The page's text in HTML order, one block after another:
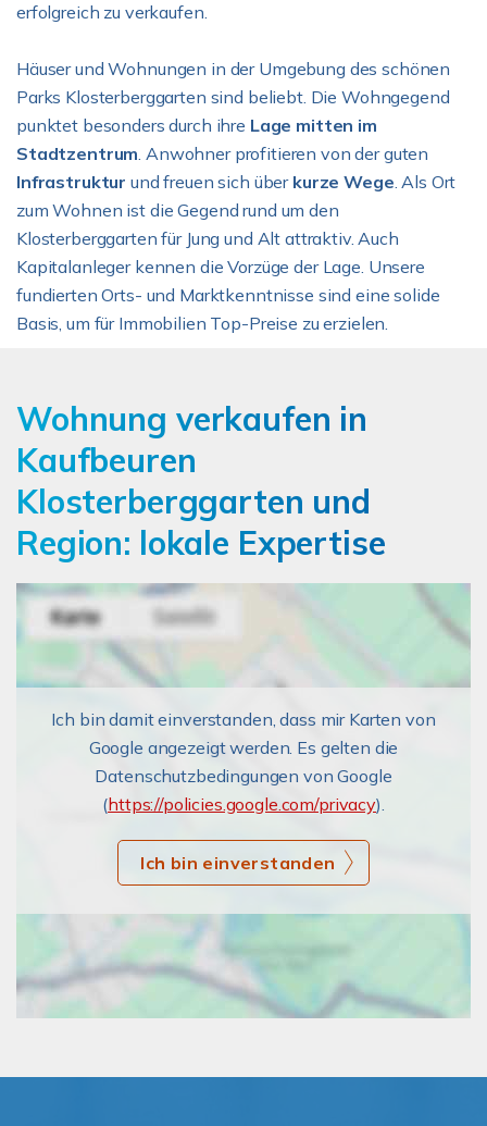
erfolgreich zu verkaufen.
Häuser und Wohnungen in der Umgebung des schönen
Parks Klosterberggarten sind beliebt. Die Wohngegend
punktet besonders durch ihre Lage mitten im
Stadtzentrum. Anwohner profitieren von der guten
Infrastruktur und freuen sich über kurze Wege. Als Ort
zum Wohnen ist die Gegend rund um den
Klosterberggarten für Jung und Alt attraktiv. Auch
Kapitalanleger kennen die Vorzüge der Lage. Unsere
fundierten Orts- und Marktkenntnisse sind eine solide
Basis, um für Immobilien Top-Preise zu erzielen.
Wohnung verkaufen in
Kaufbeuren
Klosterberggarten und
Region: lokale Expertise
Ich bin damit einverstanden, dass mir Karten von
Google angezeigt werden. Es gelten die
Datenschutzbedingungen von Google
(https://policies.google.com/privacy).
Ich bin einverstanden